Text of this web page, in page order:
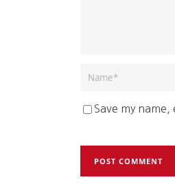
Save my